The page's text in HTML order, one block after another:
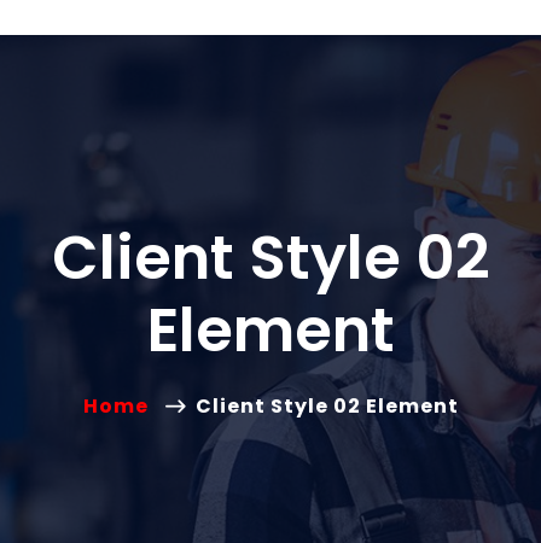
Client Style 02
Element
Home Client Style 02 Element